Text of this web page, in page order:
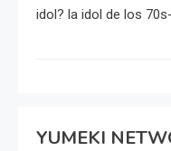
idol? la idol de los
YUMEKI